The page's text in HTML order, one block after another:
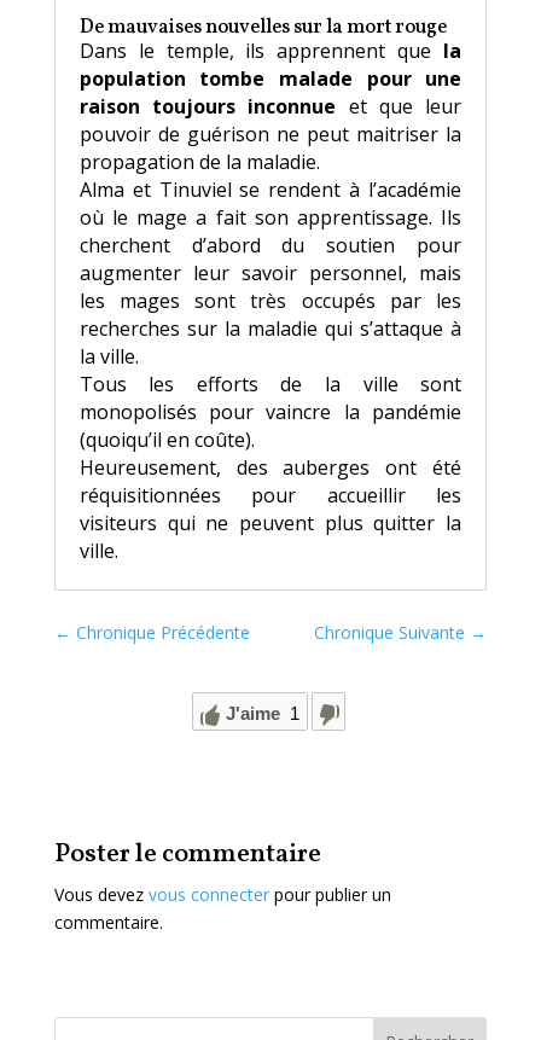
De mauvaises nouvelles sur la mort rouge
Dans le temple, ils apprennent que la
population tombe malade pour une
raison toujours inconnue et que leur
pouvoir de guérison ne peut maitriser la
propagation de la maladie.
Alma et Tinuviel se rendent à l’académie
où le mage a fait son apprentissage. Ils
cherchent d’abord du soutien pour
augmenter leur savoir personnel, mais
les mages sont très occupés par les
recherches sur la maladie qui s’attaque à
la ville.
Tous les efforts de la ville sont
monopolisés pour vaincre la pandémie
(quoiqu’il en coûte).
Heureusement, des auberges ont été
réquisitionnées pour accueillir les
visiteurs qui ne peuvent plus quitter la
ville.
← Chronique Précédente Chronique Suivante →
J'aime 1
Poster le commentaire
Vous devez vous connecterpour publier un
commentaire.